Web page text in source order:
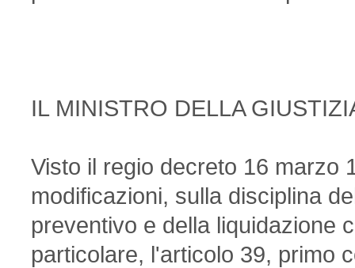
IL MINISTRO DELLA
Visto il regio decreto 16 marzo
modificazioni, sulla disciplina
preventivo e della liquidazione
particolare, l'articolo 39, primo